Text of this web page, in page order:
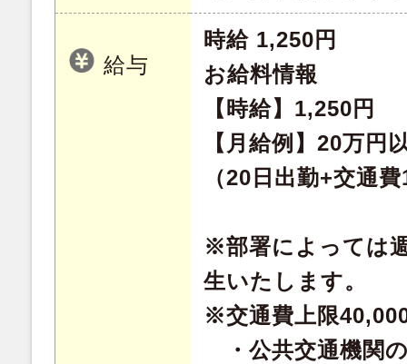
給与
時給 1,250円
お給料情報
【時給】1,250円
【月給例】20万円
（20日出勤+交通
※部署によっては
生いたします。
※交通費上限
・公共交通機関